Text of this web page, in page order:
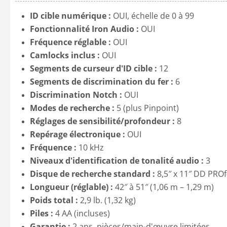
ID cible numérique : OUI, échelle de 0 à 99
Fonctionnalité Iron Audio : OUI
Fréquence réglable : OUI
Camlocks inclus : OUI
Segments de curseur d'ID cible : 12
Segments de discrimination du fer : 6
Discrimination Notch : OUI
Modes de recherche : 5 (plus Pinpoint)
Réglages de sensibilité/profondeur : 8
Repérage électronique : OUI
Fréquence : 10 kHz
Niveaux d'identification de tonalité audio : 3
Disque de recherche standard : 8,5″ x 11″ DD
Longueur (réglable) : 42″ à 51″ (1,06 m – 1,29 m)
Poids total : 2,9 lb. (1,32 kg)
Piles : 4 AA (incluses)